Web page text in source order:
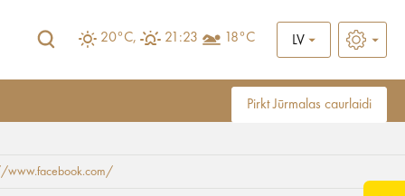
20°C, 21:23 18°C LV
Pirkt Jūrmalas caurlaidi
www.facebook.com/